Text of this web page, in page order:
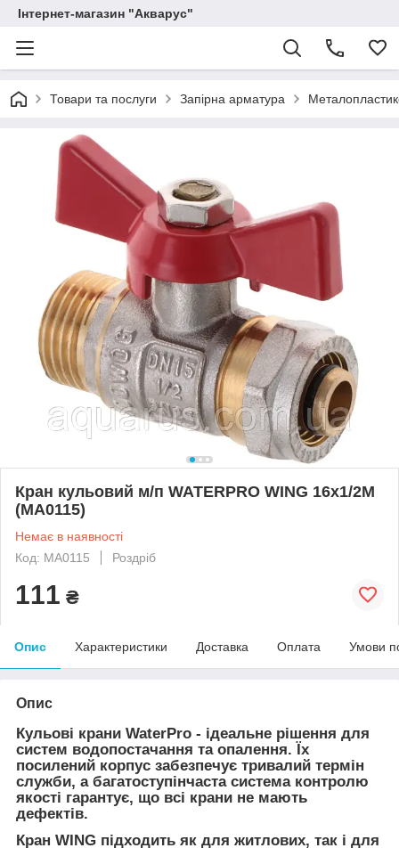
Інтернет-магазин "Акварус"
Товари та послуги Запірна арматура
Кран кульовий м/п WATERPRO WING 16x1/2M
(MA0115)
Немає в наявності
Код: MA0115
Роздріб
111 ₴
Опис Характеристики Доставка Оплата Умови
Опис
Кульові крани WaterPro - ідеальне рішення для
систем водопостачання та опалення. Їх
посилений корпус забезпечує тривалий термін
служби, а багатоступінчаста система контролю
якості гарантує, що всі крани не мають
дефектів.
Кран WING підходить як для житлових, так і для